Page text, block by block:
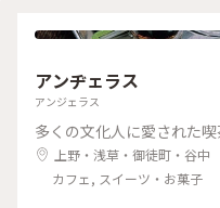
アンヂェラス
アンジェラス
多くの文化人に愛された
上野・浅草・御徒町・谷中
カフェ, スイーツ・お菓子